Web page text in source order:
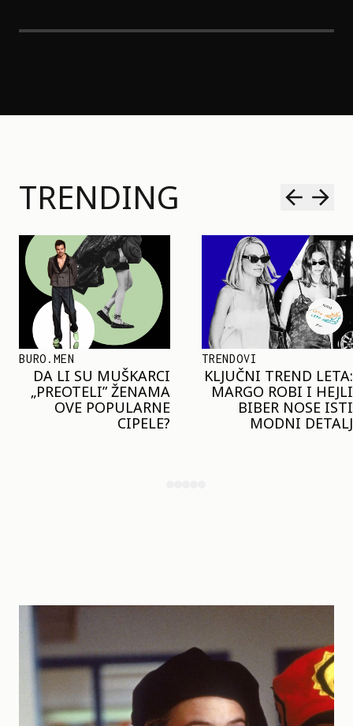
TRENDING
TRENDOVI
KLJUČNI TREND LETA:
MARGO ROBI I HEJLI
BIBER NOSE ISTI
MODNI DETALJ
SHOPPING
JOŠ JE RANO ZA JAKNE
– ALI U RESERVED JE
STIGAO MODEL KOJI
ĆE BITI VELIKI TREND